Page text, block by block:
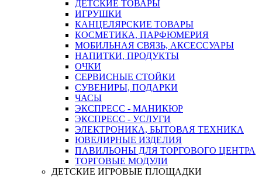
ДЕТСКИЕ ТОВАРЫ
ИГРУШКИ
КАНЦЕЛЯРСКИЕ ТОВАРЫ
КОСМЕТИКА, ПАРФЮМЕРИЯ
МОБИЛЬНАЯ СВЯЗЬ, АКСЕССУАРЫ
НАПИТКИ, ПРОДУКТЫ
ОЧКИ
СЕРВИСНЫЕ СТОЙКИ
СУВЕНИРЫ, ПОДАРКИ
ЧАСЫ
ЭКСПРЕСС - МАНИКЮР
ЭКСПРЕСС - УСЛУГИ
ЭЛЕКТРОНИКА, БЫТОВАЯ ТЕХНИКА
ЮВЕЛИРНЫЕ ИЗДЕЛИЯ
ПАВИЛЬОНЫ ДЛЯ ТОРГОВОГО ЦЕНТРА
ТОРГОВЫЕ МОДУЛИ
ДЕТСКИЕ ИГРОВЫЕ ПЛОЩАДКИ